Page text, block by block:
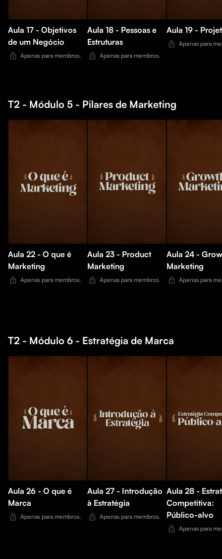
Aula 17 - Objetivos
de um Negócio
Apenas para membros.
Aula 18 - Pessoas e
Estruturas
Apenas para membros.
Aula 19 -
Apenas para
T2 - Módulo 5 - Pilares de Marketing
Aula 22 - O que é
Marketing
Apenas para membros.
Aula 23 - Product
Marketing
Apenas para membros.
Aula 24 -
Marketing
Apenas para
T2 - Módulo 6 - Estratégia de Marca
Aula 26 - O que é
Marca
Apenas para membros.
Aula 27 - Introdução
à Estratégia
Apenas para membros.
Aula 28 -
Competitiva:
Público-alvo
Apenas para